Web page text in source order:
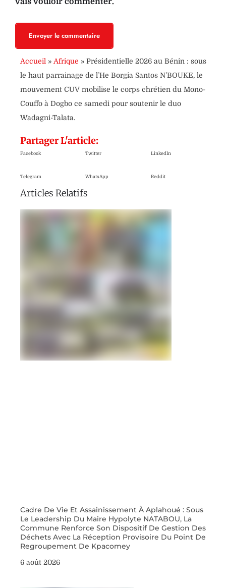
Envoyer le commentaire
Accueil » Afrique » Présidentielle 2026 au Bénin : sous
le haut parrainage de l’He Borgia Santos N’BOUKE, le
mouvement CUV mobilise le corps chrétien du Mono-
Couffo à Dogbo ce samedi pour soutenir le duo
Wadagni-Talata.
Partager L'article:
Facebook Twitter LinkedIn
Telegram WhatsApp Reddit
Articles Relatifs
Cadre De Vie Et Assainissement À Aplahoué : Sous
Le Leadership Du Maire Hypolyte NATABOU, La
Commune Renforce Son Dispositif De Gestion Des
Déchets Avec La Réception Provisoire Du Point De
Regroupement De Kpacomey
6 août 2026